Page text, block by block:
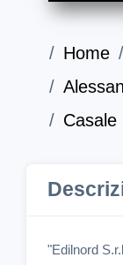
Home
"Edilnord